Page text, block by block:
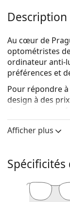
Au cœur de
optométristes
ordinateur anti-
préférences et
Pour répondre
design à des
des tests
des matériaux
montures de
en bloquant la
résistants à
Afficher plus